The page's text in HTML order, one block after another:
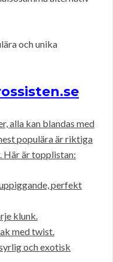
och unika
alla kan blandas med
populära är riktiga
Här är topplistan:
perfekt
klunk.
med twist.
och exotisk